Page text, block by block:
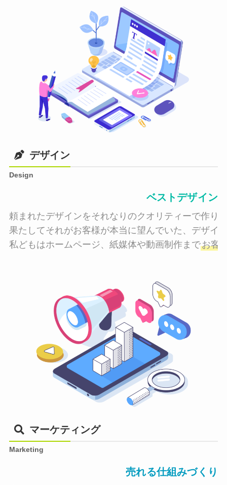
デザイン
Design
ベストデザイン
頼まれたデザインをそれなりのクオリティーで作り
果たしてそれがお客様が本当に望んでいた、デザイ
私どもはホームページ、紙媒体や動画制作までお客
マーケティング
Marketing
売れる仕組みづくり